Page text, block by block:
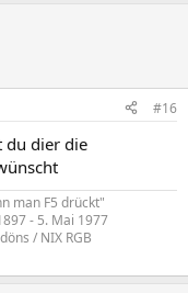
#16
du dier die
man F5 drückt"
- 5. Mai 1977
/ NIX RGB